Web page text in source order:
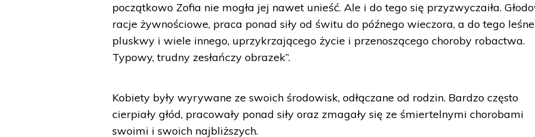
początkowo Zofia nie mogła jej nawet unieść. Ale i do tego się przyzwyczaiła.
racje żywnościowe, praca ponad siły od świtu do późnego wieczora, a do tego leśne
pluskwy i wiele innego, uprzykrzającego życie i przenoszącego choroby robactwa.
Typowy, trudny zesłańczy obrazek”.
Kobiety były wyrywane ze swoich środowisk, odłączane od rodzin. Bardzo często
cierpiały głód, pracowały ponad siły oraz zmagały się ze śmiertelnymi chorobami
swoimi i swoich najbliższych.